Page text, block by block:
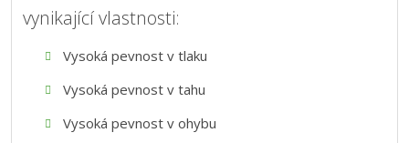
vynikající vlastnosti:
Vysoká pevnost v tlaku
Vysoká pevnost v tahu
Vysoká pevnost v ohybu